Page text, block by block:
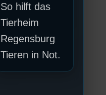
So hilft das
Tierheim
Regensburg
Tieren in Not.